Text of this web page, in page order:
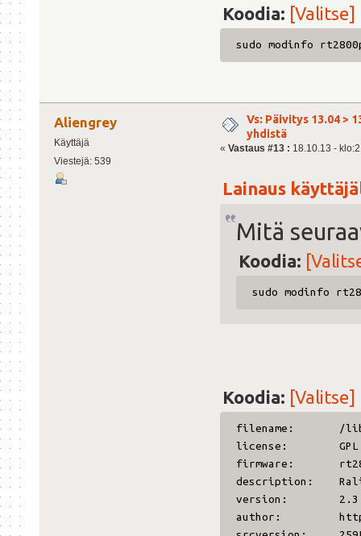
Koodia: [Valitse]
sudo modinfo
Aliengrey
Käyttäjä
Viestejä: 539
Vs: Päivitys 13.04 >
yhdistä
« Vastaus #13 : 18.10.13 -
Lainaus
Mitä
Koodia:
sudo modinfo
Koodia: [Valitse]
filename: /lib/
license: GPL
firmware:
description: Ralink
version:
author: http://